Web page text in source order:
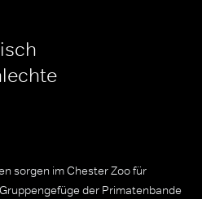
sorgen im Chester Zoo für
der Primatenbande